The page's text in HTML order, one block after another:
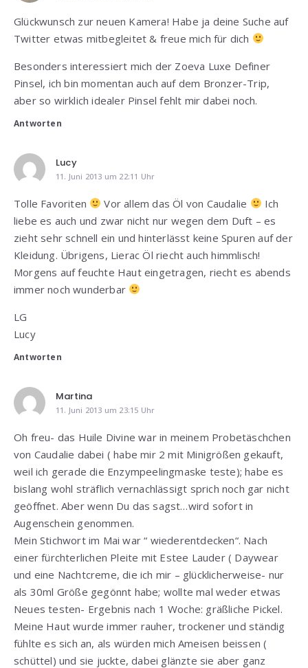
Glückwunsch zur neuen Kamera! Habe ja deine Suche auf
Twitter etwas mitbegleitet & freue mich für dich
Besonders interessiert mich der Zoeva Luxe Definer
Pinsel, ich bin momentan auch auf dem Bronzer-Trip,
aber so wirklich idealer Pinsel fehlt mir dabei noch.
Antworten
Lucy
11. Juni 2013 um 22:11 Uhr
Tolle Favoriten Vor allem das Öl von Caudalie
Ich
liebe es auch und zwar nicht nur wegen dem Duft – es
zieht sehr schnell ein und hinterlässt keine Spuren auf der
Kleidung. Übrigens, Lierac Öl riecht auch himmlisch!
Morgens auf feuchte Haut eingetragen, riecht es abends
immer noch wunderbar
LG
Lucy
Antworten
Martina
11. Juni 2013 um 23:15 Uhr
Oh freu- das Huile Divine war in meinem Probetäschchen
von Caudalie dabei ( habe mir 2 mit Minigrößen gekauft,
weil ich gerade die Enzympeelingmaske teste); habe es
bislang wohl sträflich vernachlässigt sprich noch gar nicht
geöffnet. Aber wenn Du das sagst…wird sofort in
Augenschein genommen.
Mein Stichwort im Mai war “ wiederentdecken“. Nach
einer fürchterlichen Pleite mit Estee Lauder ( Daywear
und eine Nachtcreme, die ich mir – glücklicherweise- nur
als 30ml Größe gegönnt habe; wollte mal weder etwas
Neues testen- Ergebnis nach 1 Woche: gräßliche Pickel.
Meine Haut wurde immer rauher, trockener und ständig
fühlte es sich an, als würden mich Ameisen beissen (
schüttel) und sie juckte, dabei glänzte sie aber ganz